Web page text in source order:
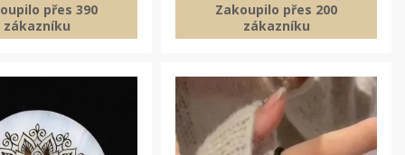
přes 390
zákazníku
Zakoupilo přes 200
zákazníku